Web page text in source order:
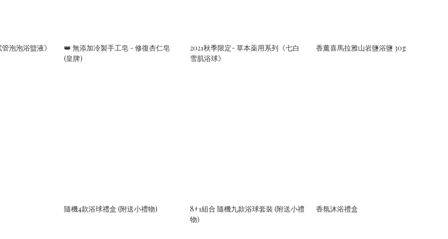
泡泡浴盬液》
👑 無添加冷製手工皂 - 修復杏仁皂
(皇牌)
2021秋季限定- 草本薬用系列《七白
雪肌浴球》
香薰喜馬拉雅山岩鹽浴鹽 30g
隨機4款浴球禮盒 (附送小禮物)
8+1組合 隨機九款浴球套裝 (附送小禮
物)
香氛沐浴禮盒